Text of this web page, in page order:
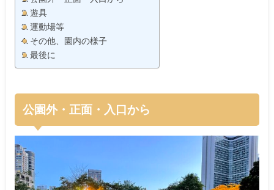
遊具
運動場等
その他、園内の様子
最後に
公園外・正面・入口から